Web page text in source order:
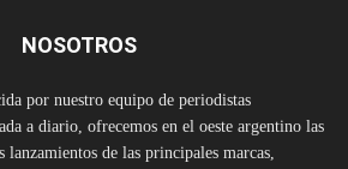
NOSOTROS
por nuestro equipo de periodistas
a diario, ofrecemos en el oeste argentino las
lanzamientos de las principales marcas,